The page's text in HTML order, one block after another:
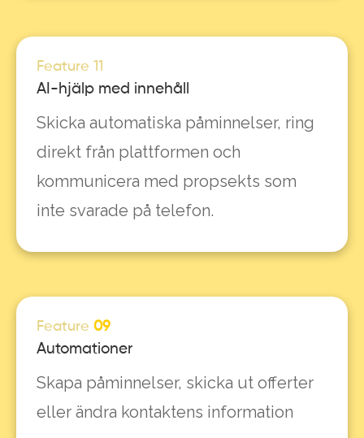
Feature 11
AI-hjälp med innehåll
Skicka automatiska påminnelser, ring
direkt från plattformen och
kommunicera med propsekts som
inte svarade på telefon.
Feature 09
Automationer
Skapa påminnelser, skicka ut offerter
eller ändra kontaktens information